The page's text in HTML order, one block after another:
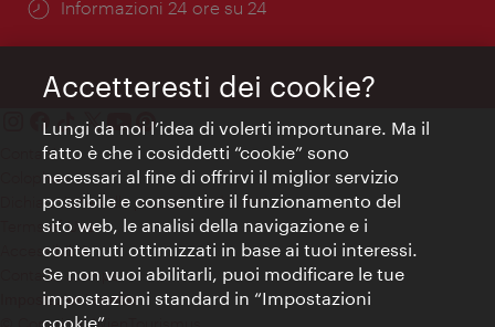
Öffnungszeiten:
Informazioni 24 ore su 24
Contatti
Colophon
Dichiarazione sulla protezione dei dati
Terms of Use
Accessibilità
Contatto stampa
Impostazioni cookie
© Copyright WienTourismus
Accetteresti dei cookie?
Lungi da noi l’idea di volerti importunare. Ma il
fatto è che i cosiddetti “cookie” sono
necessari al fine di offrirvi il miglior servizio
possibile e consentire il funzionamento del
sito web, le analisi della navigazione e i
contenuti ottimizzati in base ai tuoi interessi.
Se non vuoi abilitarli, puoi modificare le tue
impostazioni standard in “Impostazioni
cookie”.